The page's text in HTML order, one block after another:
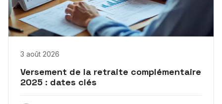
3 août 2026
Versement de la retraite complémentaire
2025 : dates clés